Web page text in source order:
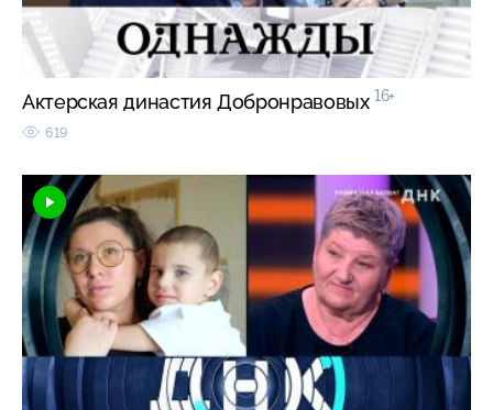
Актерская династия Добронравовых 16+
619